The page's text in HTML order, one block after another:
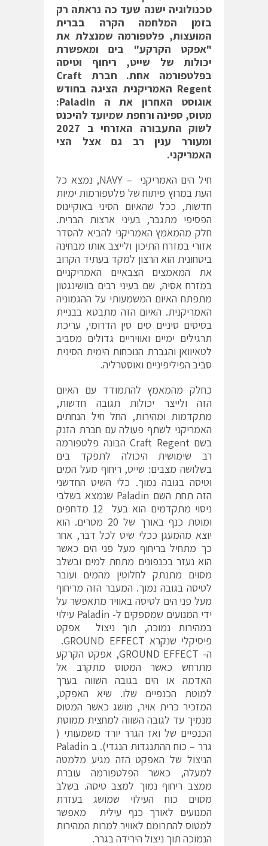
טכנולוגיה ישנה שעד כה נראתה רק
בזמן המלחמה הקרה בברית
המועצות, פלטפורמה שמנצלת את
"אפקט הקרקע" בים ומאפשרת
יכולות של שייט, ריחוף וטיסה
בפלטפורמה אחת. חברת Craft
Regent האמריקנית הציגה בחודש
אוגוסט האחרון את ה
Paladin:
מטוס, ספינה ורחפת שמיועד להיכנס
לשוק התעבורה האזרחי ב 2027
ומעורר ענין רב גם אצל הצי
האמריקני.
חיל הים האמריקני – NAVY, נמצא כל
העת במרוץ פיתוח של פלטפורמות ימיות
חדשות, ככל שהאיום הסיני באוקיינוס
הפסיפי מתגבר, בעיני ארצות הברית.
חלק מהמאמץ האמריקני להביא להסדר
אזורי במזרח התיכון ולייצב אותו מבחינה
ביטחונית הוא הרצון למקד בעתיד הקרוב
את המאמצים הצבאיים האמריקניים
במזרח אסיה, שם בעיני רבים בוושינגטון
מתפתח האיום המשמעותי על ההגמוניה
האמריקנית. האיום הזה מתבטא בבניית
בסיסים סיניים סים סין הדרומי, עריכת
תרגילים ימיים ואוויריים גדולים מסביב
לטאיוואן והגברת הנוכחות הימית הסינית
סביב הפיליפיניים ואוסטרליה.
כחלק מהמאמץ להתמודד עם האיום
הזה ולייצר יכולות תגובה חדשות,
מתקדמות ומהירות, החל חיל הנחתים
האמריקני לשתף פעולה עם חברת הזנק
בשם Craft Regent הבונה פלטפורמה
רב שימושית היכולה לתפקד בים
בשלושה מצבים: שייט, ריחוף מעל המים
וטיסה בגובה נמוך. כלי השיט החדשני
הזה תחת השם Paladin שנמצא בשלבי
ניסוי מתקדמים הוא בעל 12 מדחפים
ומוטת כנף באורך של 20 מטרים. הוא
יוצא מהמעגן ככלי שיט לכל דבר, אחר
כך מתחיל בריחוף מעל פני הים כאשר
הוא נעזר בכנפונים מתחת למים ובשלב
מסוים מתנתק לחלוטין מהמים ועובר
לטיסה בגובה נמוך. המעבר הזה מריחוף
מעל פני הים לטיסה באוויר מתאפשר על
ידי המנועים שמספקים ל- Paladin עילוי
במהירות נמוכה, תוך ניצול אפקט
פיסיקלי שנקרא GROUND EFFECT.
ה- GROUND EFFECT, אפקט הקרקע
מתרחש כאשר המטוס מתקרב אל
האדמה או הים בגובה השווה בערך
למוטת הכנפיים שלו. שיא האפקט,
המזכיר כרית אויר, מושג כאשר המטוס
מנמיך עד לגובה השווה למחצית ממוטת
הכנפיים של ואז הגרר יורד משמעותי (
גרר – כוח ההתנגדות הנגדי). ב Paladin
הניצול של האפקט הזה מגיע מלמטה
למעלה, כאשר הפלטפורמה עוברת
ממצב ריחוף נמוך למצב טיסה. בשלב
מסוים כוח העילוי שמושג בעזרת
המנועים לאורך כנף עילית מאפשר
למטוס להתרומם לאוויר למרות המהירות
הנמוכה תוך ניצול הירידה בגרר.